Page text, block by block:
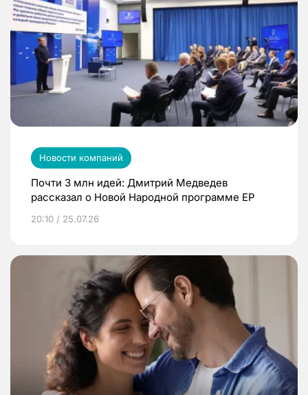
Новости компаний
Почти 3 млн идей: Дмитрий Медведев
рассказал о Новой Народной программе ЕР
20:10 / 25.07.26